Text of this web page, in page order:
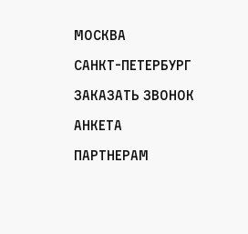
Москва
Санкт-Петербург
Заказать звонок
Анкета
Партнерам